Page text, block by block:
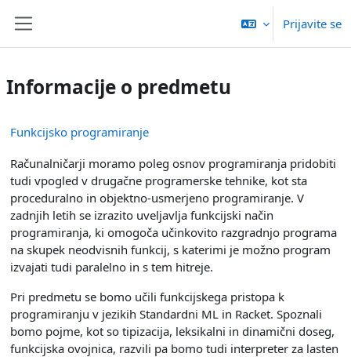
Prijavite se
Informacije o predmetu
Funkcijsko programiranje
Računalničarji moramo poleg osnov programiranja pridobiti
tudi vpogled v drugačne programerske tehnike, kot sta
proceduralno in objektno-usmerjeno programiranje. V
zadnjih letih se izrazito uveljavlja funkcijski način
programiranja, ki omogoča učinkovito razgradnjo programa
na skupek neodvisnih funkcij, s katerimi je možno program
izvajati tudi paralelno in s tem hitreje.
Pri predmetu se bomo učili funkcijskega pristopa k
programiranju v jezikih Standardni ML in Racket. Spoznali
bomo pojme, kot so tipizacija, leksikalni in dinamični doseg,
funkcijska ovojnica, razvili pa bomo tudi interpreter za lasten